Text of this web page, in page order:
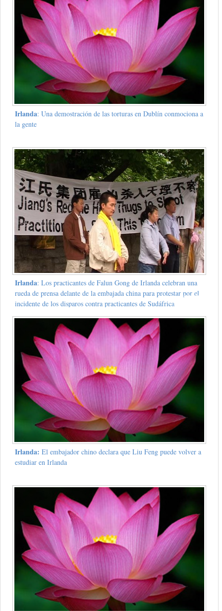
Irlanda: Una demostración de las torturas en Dublín conmociona a
la gente
Irlanda: Los practicantes de Falun Gong de Irlanda celebran una
rueda de prensa delante de la embajada china para protestar por el
incidente de los disparos contra practicantes de Sudáfrica
Irlanda: El embajador chino declara que Liu Feng puede volver a
estudiar en Irlanda